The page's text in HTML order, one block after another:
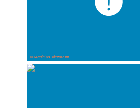
© Matthias Ritzmann